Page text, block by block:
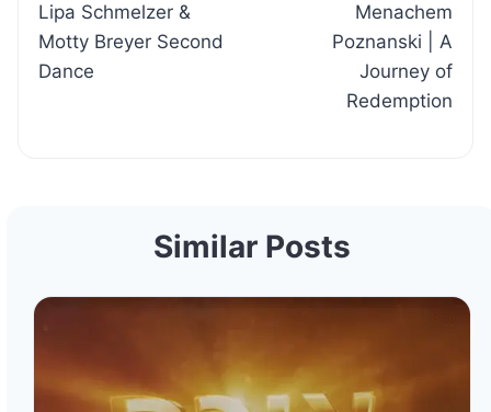
navigation
Lipa Schmelzer &
Motty Breyer Second
Dance
Menachem
Poznanski | A
Journey of
Redemption
Similar Posts